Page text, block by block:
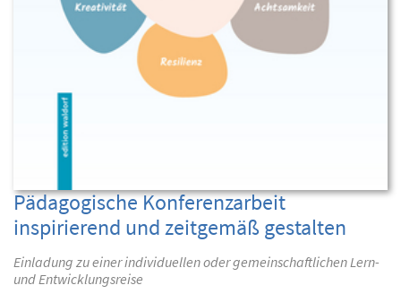
Pädagogische Konferenzarbeit
inspirierend und zeitgemäß gestalten
Einladung zu einer individuellen oder gemeinschaftlichen Lern-
und Entwicklungsreise